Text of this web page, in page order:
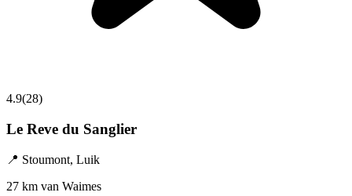
4.9(28)
Le Reve du Sanglier
📍 Stoumont, Luik
27 km van Waimes